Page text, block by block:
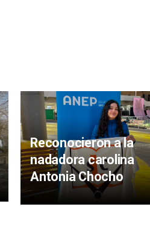
Reconocieron a la
nadadora carolina
Antonia Chocho